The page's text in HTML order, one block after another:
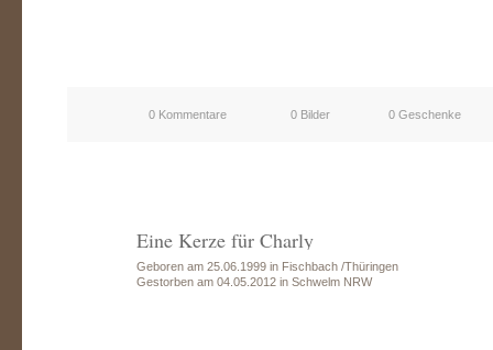
0 Kommentare 0 Bilder 0 Geschenke
Eine Kerze für Charly
Geboren am 25.06.1999 in Fischbach /Thüringen
Gestorben am 04.05.2012 in Schwelm NRW